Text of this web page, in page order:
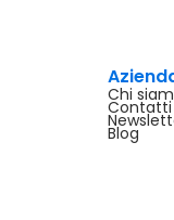
Chi
Contatti
Blog